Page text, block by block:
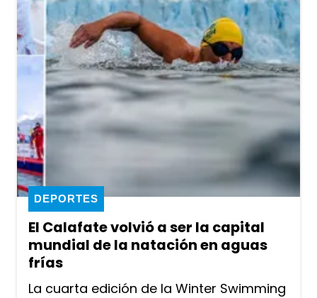
El Calafate volvió a ser la capital
mundial de la natación en aguas
frías
DEPORTES
La cuarta edición de la Winter Swimming